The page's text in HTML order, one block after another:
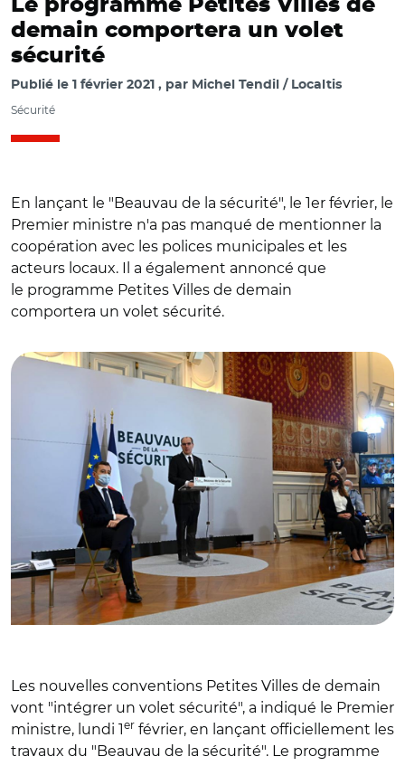
Le programme Petites Villes de
demain comportera un volet
sécurité
Publié le 1 février 2021 par Michel Tendil / Localtis
Sécurité
En lançant le "Beauvau de la sécurité", le 1er février, le
Premier ministre n'a pas manqué de mentionner la
coopération avec les polices municipales et les
acteurs locaux. Il a également annoncé que
le programme Petites Villes de demain
comportera un volet sécurité.
Les nouvelles conventions Petites Villes de demain
vont "intégrer un volet sécurité", a indiqué le Premier
ministre, lundi 1er février, en lançant officiellement les
travaux du "Beauvau de la sécurité". Le programme